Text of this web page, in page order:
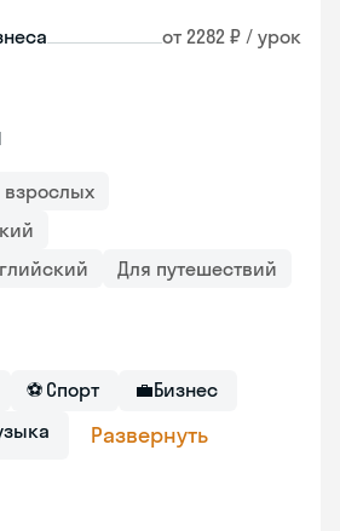
от 2282 ₽ / урок
взрослых
Для путешествий
⚽ Спорт 💼Бизнес
Развернуть